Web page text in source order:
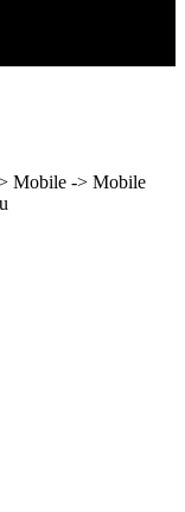
Mobile -> Mobile